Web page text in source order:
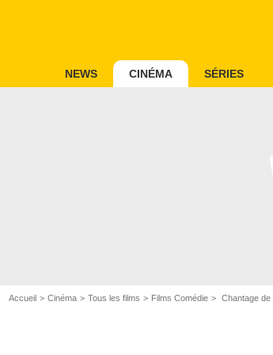
NEWS CINÉMA SÉRIES
Accueil Cinéma Tous les films Films Comédie Chantage de